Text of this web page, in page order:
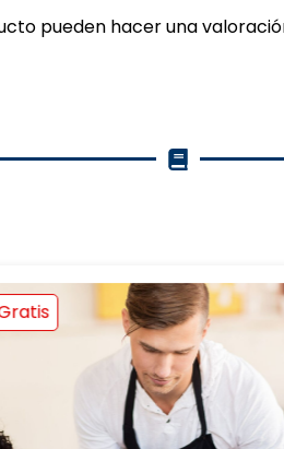
pueden hacer una